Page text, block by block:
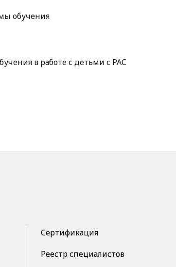
обучения
в работе с детьми с РАС
Сертификация
Реестр специалистов